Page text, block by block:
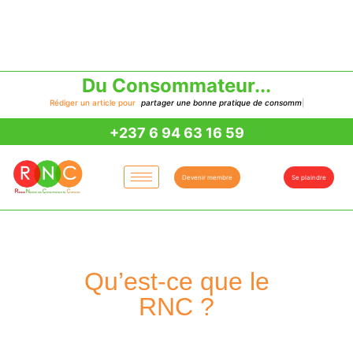
Du Consommateur...
Rédiger un article pour p rtager un e bo nne pr atique de co nsommatio
+237 6 94 63 16 59
Devenir membre Se plaindre
Qu’est-ce que le
RNC ?